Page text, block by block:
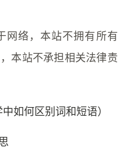
网络，本站不拥有所有
本站不承担相关法律责
如何区别词和短语）